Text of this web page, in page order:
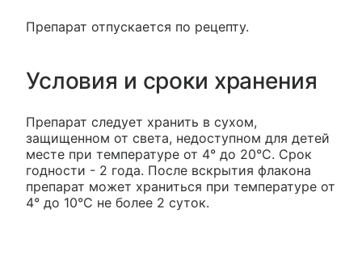
Препарат отпускается по рецепту.
Условия и сроки хранения
Препарат следует хранить в сухом,
защищенном от света, недоступном для детей
месте при температуре от 4° до 20°С. Срок
годности - 2 года. После вскрытия флакона
препарат может храниться при температуре от
4° до 10°С не более 2 суток.